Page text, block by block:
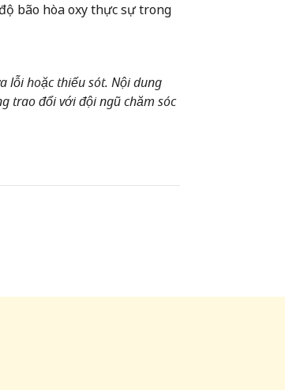
bão hòa oxy thực sự trong
lỗi hoặc thiếu sót. Nội dung
trao đổi với đội ngũ chăm sóc